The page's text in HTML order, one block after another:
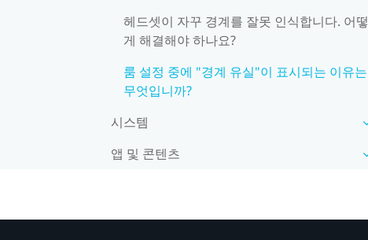
헤드셋이 자꾸 경계를 잘못 인식합니다. 어떻
게 해결해야 하나요?
룸 설정 중에 "경계 유실"이 표시되는 이유는
무엇입니까?
시스템
앱 및 콘텐츠